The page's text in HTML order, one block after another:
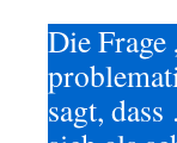
Die Frage
sagt,